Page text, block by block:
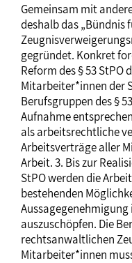
Gemeinsam mit
deshalb das „Bündnis
gegründet. Konkret
Reform des § 53 StPO
Mitarbeiter*innen der
Berufsgruppen des §
Aufnahme
als arbeitsrechtliche
Arbeitsverträge aller
Arbeit. 3. Bis zur
StPO werden die
bestehenden
auszuschöpfen. Die
rechtsanwaltlichen
Mitarbeiter*innen